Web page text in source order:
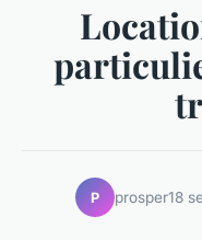
P prosper18